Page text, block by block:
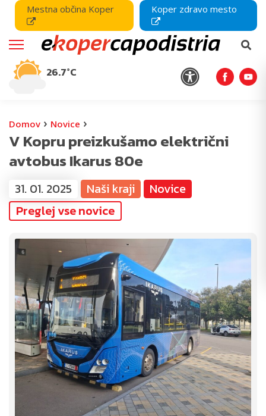
Mestna občina Koper Koper zdravo mesto
26.7°C
Domov › Novice ›
V Kopru preizkušamo električni
avtobus Ikarus 80e
31. 01. 2025 Naši kraji
Novice
Preglej vse novice